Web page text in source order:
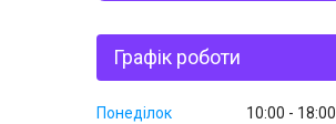
Графік роботи
Понеділок 10:00
18:00